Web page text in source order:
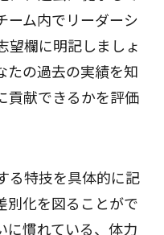
ーム内でリーダーシ
望欄に明記しましょ
たの過去の実績を知
貢献できるかを評価
る特技を具体的に記
別化を図ることがで
に慣れている、体力